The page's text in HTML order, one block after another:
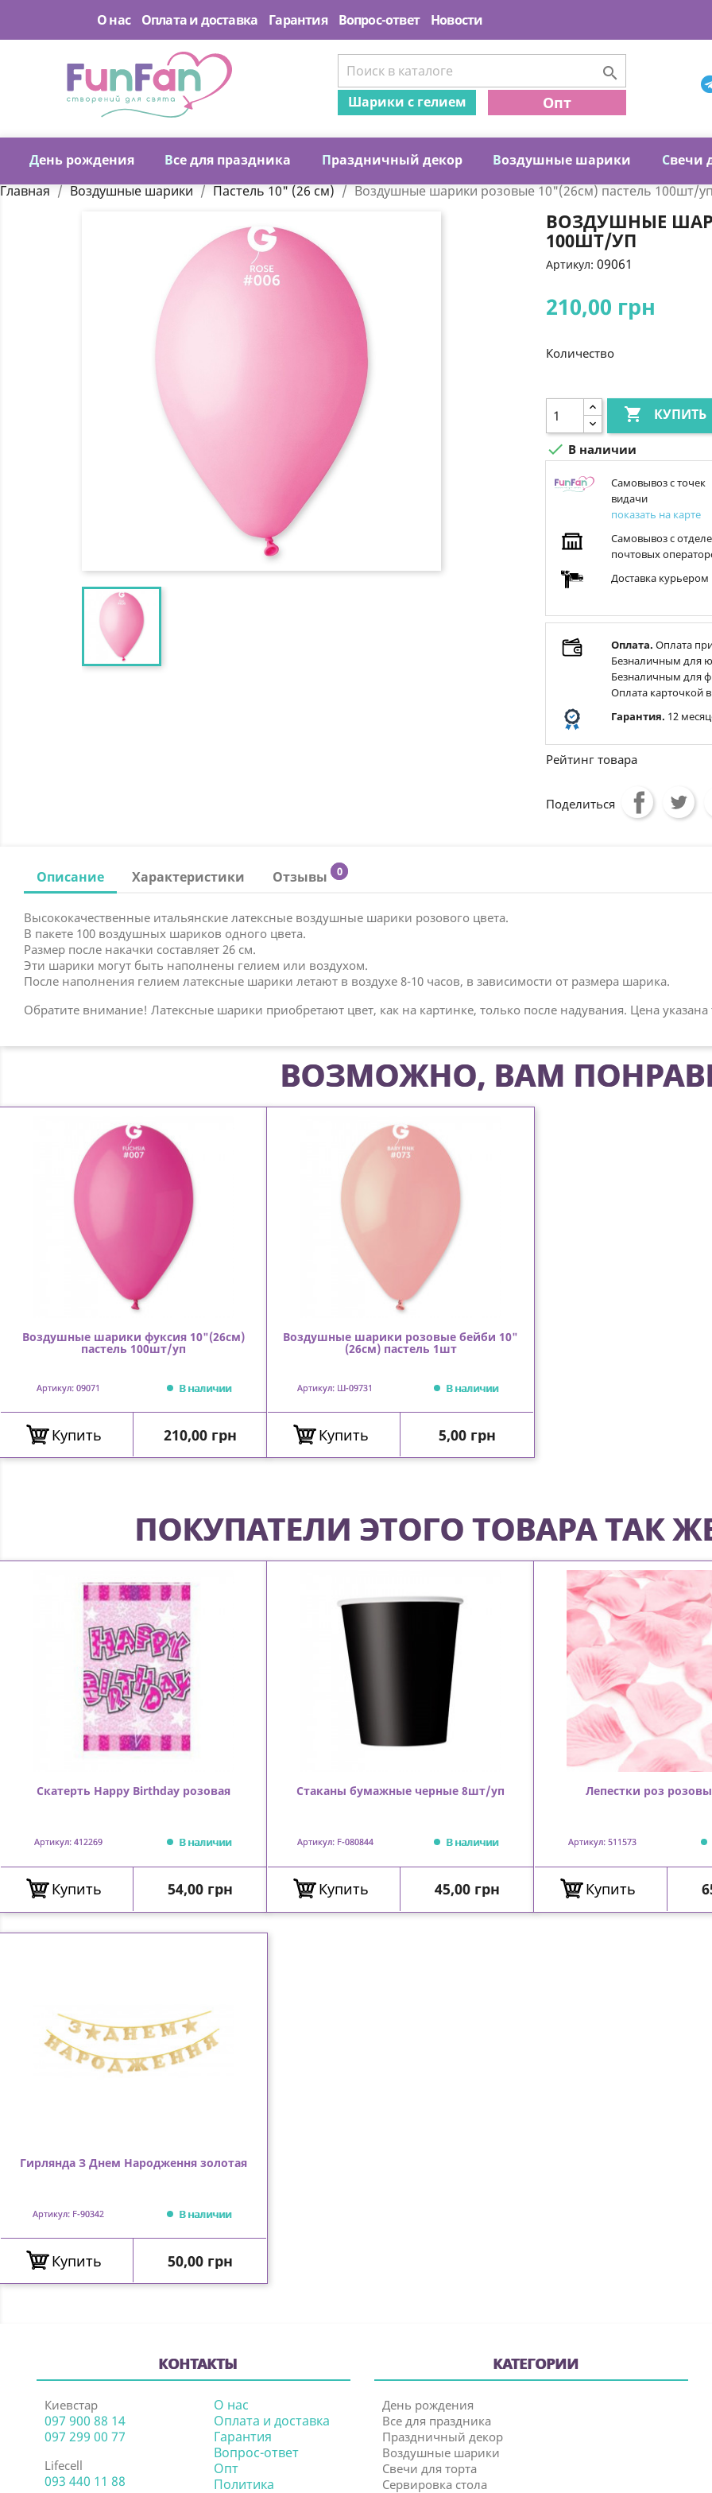
О нас Оплата и доставка Гарантия Вопрос-ответ Новости
День рождения Все для праздника Праздничный декор Воздушные шарики Свечи

Шарики с гелием Опт
Главная Воздушные шарики Пастель 10" (26 см) Воздушные шарики розовые 10"(26см) пастель 100шт/
ВОЗДУШНЫЕ
100ШТ/УП
Артикул: 09061
210,00 грн
Количество
 КУПИТЬ
 В наличии
Самовывоз с точек
видачи
показать на карте
Самовывоз с
почтовых
Доставка курьером
Оплата. Оплата
Безналичным для
Безналичным для
Оплата карточкой
Гарантия. 12
Рейтинг товара
Поделиться
Описание Характеристики Отзывы 0
Высококачественные итальянские латексные воздушные шарики розового цвета.
В пакете 100 воздушных шариков одного цвета.
Размер после накачки составляет 26 см.
Эти шарики могут быть наполнены гелием или воздухом.
После наполнения гелием латексные шарики летают в воздухе 8-10 часов, в зависимости от размера шарика.
Обратите внимание! Латексные шарики приобретают цвет, как на картинке, только после надувания. Цена указана
ВОЗМОЖНО, ВАМ
Воздушные шарики фуксия 10"(26см)
пастель 100шт/уп
Артикул: 09071 В наличии
Купить Цена
210,00 грн
Воздушные шарики розовые бейби 10"
(26см) пастель 1шт
Артикул: Ш-09731 В наличии
Купить Цена
5,00 грн
ПОКУПАТЕЛИ ЭТОГО ТОВАРА ТАК
Скатерть Happy Birthday розовая
Артикул: 412269 В наличии
Купить Цена
54,00 грн
Стаканы бумажные черные 8шт/уп
Артикул: F-080844 В наличии
Купить Цена
45,00 грн
Лепестки роз
Артикул: 511573
Купить
Гирлянда З Днем Народження золотая
Артикул: F-90342 В наличии
Купить Цена
50,00 грн
КОНТАКТЫ
Киевстар
097 900 88 14
097 299 00 77
Lifecell
093 440 11 88
О нас
Оплата и доставка
Гарантия
Вопрос-ответ
Опт
Политика
КАТЕГОРИИ
День рождения
Все для праздника
Праздничный декор
Воздушные шарики
Свечи для торта
Сервировка стола